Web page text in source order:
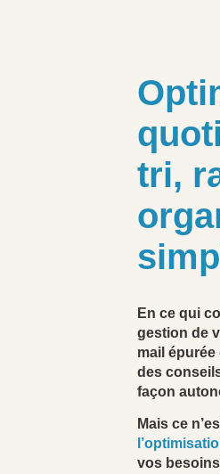
tri,
En ce qui
gestion de
mail
des
façon
Mais ce
vos